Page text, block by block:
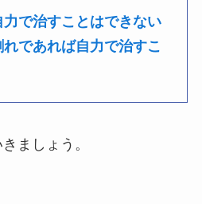
で治すことはできない
であれば自力で治すこ
ましょう。